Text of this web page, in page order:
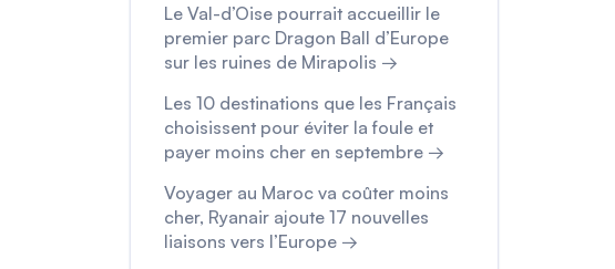
Le Val-d’Oise pourrait accueillir le
premier parc Dragon Ball d’Europe
sur les ruines de Mirapolis →
Les 10 destinations que les Français
choisissent pour éviter la foule et
payer moins cher en septembre →
Voyager au Maroc va coûter moins
cher, Ryanair ajoute 17 nouvelles
liaisons vers l’Europe →